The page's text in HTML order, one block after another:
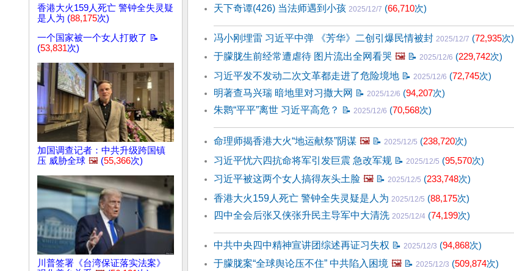
香港大火159人死亡 警钟全失灵疑
是人为 (88,175次)
一个国家被一个女人打败了 📝
(53,831次)
加国调查记者：中共升级跨国镇
压 威胁全球 🖼️ (55,366次)
川普签署《台湾保证落实法案》
天下奇谭(426) 当法师遇到小孩 2025/12/7 (66,710次)
冯小刚埋雷 习近平中弹 《芳华》二创引爆民情被封 2025/12/7 (72,935次)
于朦胧生前经常遭虐待 图片流出全网看哭 🖼️ 📝 2025/12/6 (229,742次)
习近平发不发动二次文革都走进了危险境地 📝 2025/12/6 (72,745次)
明著查马兴瑞 暗地里对习撒大网 📝 2025/12/6 (94,207次)
朱鹮“平平”离世 习近平高危？ 📝 2025/12/6 (70,568次)
命理师揭香港大火“地运献祭”阴谋 🖼️ 📝 2025/12/5 (238,720次)
习近平忧六四抗命将军引发巨震 急改军规 📝 2025/12/5 (95,570次)
习近平被这两个女人搞得灰头土脸 🖼️ 📝 2025/12/5 (233,748次)
香港大火159人死亡 警钟全失灵疑是人为 2025/12/5 (88,175次)
四中全会后张又侠张升民主导军中大清洗 2025/12/4 (74,199次)
中共中央四中精神宣讲团综述再证习失权 📝 2025/12/3 (94,868次)
于朦胧案“全球舆论压不住” 中共陷入困境 🖼️ 📝 2025/12/3 (509,874次)